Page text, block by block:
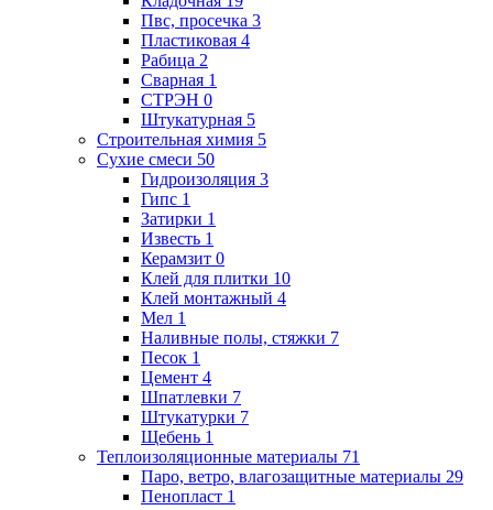
Пвс, просечка 3
Пластиковая 4
Рабица 2
Сварная 1
СТРЭН 0
Штукатурная 5
Строительная химия 5
Сухие смеси 50
Гидроизоляция 3
Гипс 1
Затирки 1
Известь 1
Керамзит 0
Клей для плитки 10
Клей монтажный 4
Мел 1
Наливные полы, стяжки 7
Песок 1
Цемент 4
Шпатлевки 7
Штукатурки 7
Щебень 1
Теплоизоляционные материалы 71
Паро, ветро, влагозащитные материалы 29
Пенопласт 1